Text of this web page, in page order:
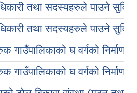
तथा सदस्यहरुले पाउने
तथा सदस्यहरुले पाउने
गाउँपालिकाको घ वर्गको निर्माण
गाउँपालिकाको घ वर्गको निर्माण